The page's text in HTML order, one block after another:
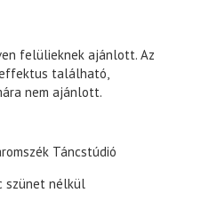
felülieknek ajánlott. Az
található,
nem ajánlott.
Táncstúdió
szünet nélkül